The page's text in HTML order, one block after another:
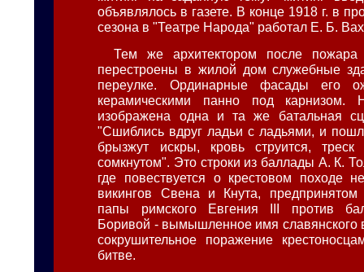
объявлялось в газете. В конце 1918 г. в
сезона в "Театре Народа" работал Е. Б.
Тем же архитектором после
перестроены в жилой дом служебные
переулке. Ординарные фасады его
керамическими панно под
изображена одна и та же батальная
"Сшиблись вдруг ладьи с ладьями, и
брызжут искры, кровь струится,
сомкнутом". Это строки из баллады А. К.
где повествуется о крестовом походе
викингов Свена и Кнута, предпринятом
папы римского Евгения III против
Боривой - вымышленное имя славянского
сокрушительное поражение
битве.